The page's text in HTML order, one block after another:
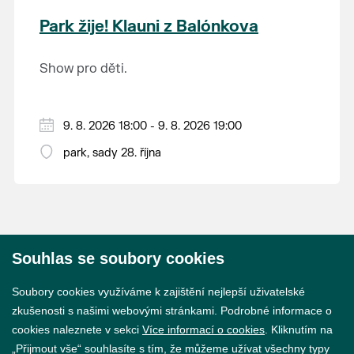
krajina na světě, která je zapsána na Seznam
světového přírodního a kulturního dědictví
Park žije! Klauni z Balónkova
Show pro děti.
9. 8. 2026 18:00 - 9. 8. 2026 19:00
park, sady 28. října
Souhlas se soubory cookies
Soubory cookies využíváme k zajištění nejlepší uživatelské
zkušenosti s našimi webovými stránkami. Podrobné informace o
cookies naleznete v sekci Více informací o cookies . Kliknutím na
„Přijmout vše“ souhlasíte s tím, že můžeme užívat všechny typy